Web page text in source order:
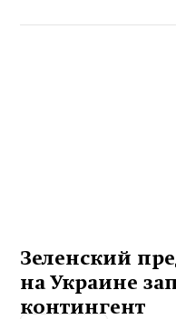
Зеленский
на Украине
контингент